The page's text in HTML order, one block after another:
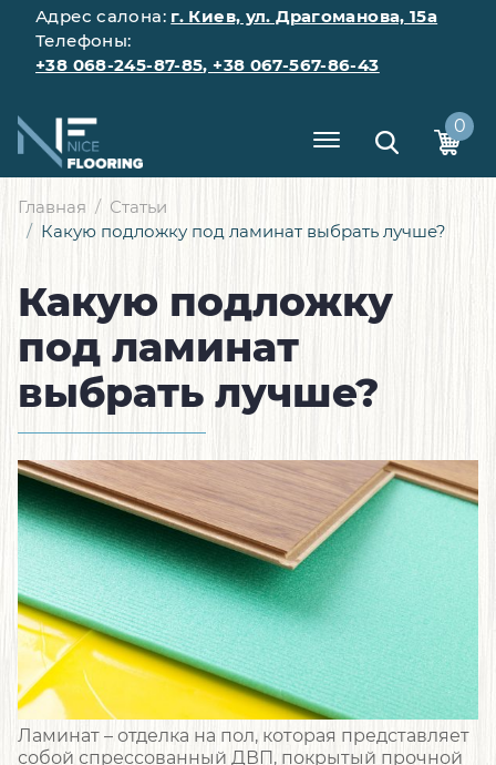
Адрес салона: г. Киев, ул. Драгоманова, 15а
Телефоны:
+38 068-245-87-85, +38 067-567-86-43
0
Главная
Статьи
Какую подложку под ламинат выбрать лучше?
Какую подложку
под ламинат
выбрать лучше?
Ламинат – отделка на пол, которая представляет
собой спрессованный ДВП, покрытый прочной